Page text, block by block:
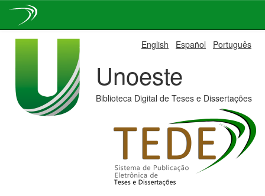
English Español Português
Unoeste
Biblioteca Digital de Teses e Dissertações